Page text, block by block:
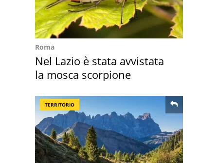
Roma
Nel Lazio è stata avvistata
la mosca scorpione
TERRITORIO